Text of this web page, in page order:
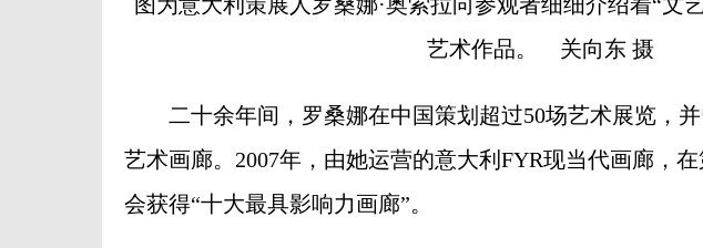
艺术作品。 关向东 摄
二十余年间，罗桑娜在中国策划超过50场艺术展览，并
艺术画廊。2007年，由她运营的意大利FYR现当代画廊，
会获得“十大最具影响力画廊”。